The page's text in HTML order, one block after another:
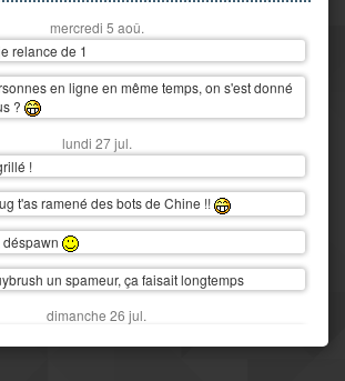
mercredi 5 aoû.
relance de 1
en ligne en même temps, on s'est donné
?
lundi 27 jul.
!
t'as ramené des bots de Chine !!
déspawn
un spameur, ça faisait longtemps
dimanche 26 jul.